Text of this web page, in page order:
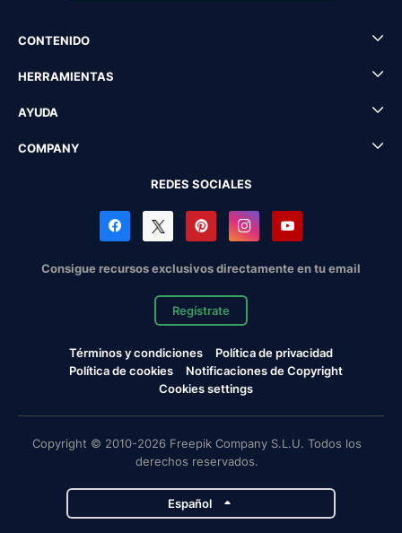
CONTENIDO
HERRAMIENTAS
AYUDA
COMPANY
REDES SOCIALES
Consigue recursos exclusivos directamente en tu email
Regístrate
Términos y condiciones
Política de privacidad
Política de cookies
Notificaciones de Copyright
Cookies settings
Copyright © 2010-2026 Freepik Company S.L.U. Todos los
derechos reservados.
Español